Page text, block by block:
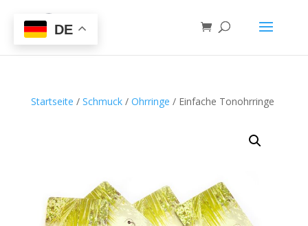
Startseite / Schmuck/ Ohrringe / Einfache Tonohrringe
DE